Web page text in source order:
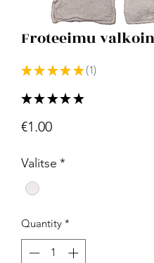
Froteeimu
★ ★ ★ ★ ★ 1
1
★ ★ ★ ★ ★
€1.00Price
Valitse *
Quantity *